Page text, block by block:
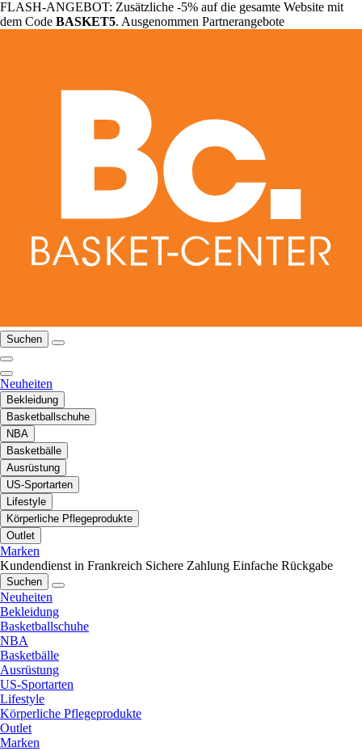
FLASH-ANGEBOT: Zusätzliche -5% auf die gesamte Website mit
dem Code BASKET5. Ausgenommen Partnerangebote
Suchen
Neuheiten
Bekleidung
Basketballschuhe
NBA
Basketbälle
Ausrüstung
US-Sportarten
Lifestyle
Körperliche Pflegeprodukte
Outlet
Marken
Kundendienst in Frankreich Sichere Zahlung Einfache Rückgabe
Suchen
Neuheiten
Bekleidung
Basketballschuhe
NBA
Basketbälle
Ausrüstung
US-Sportarten
Lifestyle
Körperliche Pflegeprodukte
Outlet
Marken